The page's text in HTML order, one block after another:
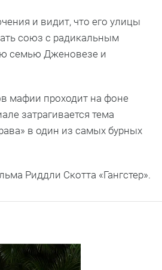
и видит, что его улицы
союз с радикальным
семью Дженовезе и
мафии проходит на фоне
затрагивается тема
в один из самых бурных
Риддли Скотта «Гангстер».